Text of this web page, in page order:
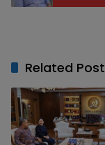
Related Post